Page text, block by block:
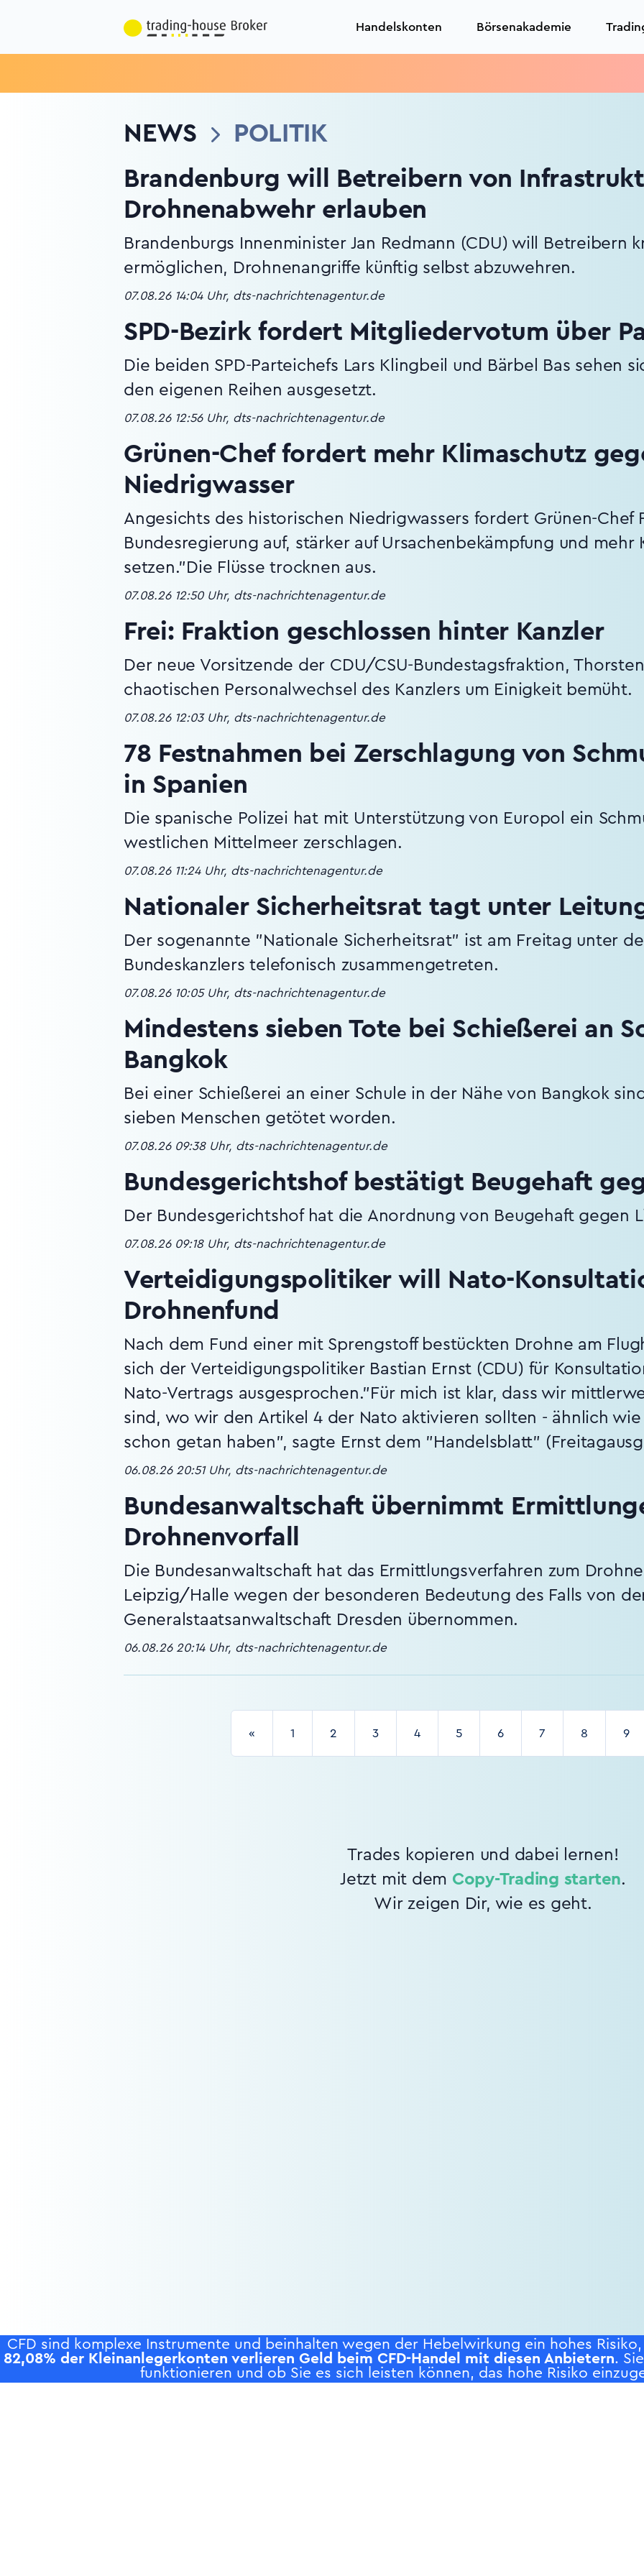
Handelskonten Börsenakademie
NEWS
POLITIK
Brandenburg will Betreibern von
Drohnenabwehr erlauben
Brandenburgs Innenminister Jan Redmann (CDU) will Betreibern
ermöglichen, Drohnenangriffe künftig selbst abzuwehren.
07.08.26 14:04 Uhr, dts-nachrichtenagentur.de
SPD-Bezirk fordert Mitgliedervotum über
Die beiden SPD-Parteichefs Lars Klingbeil und Bärbel Bas sehen
den eigenen Reihen ausgesetzt.
07.08.26 12:56 Uhr, dts-nachrichtenagentur.de
Grünen-Chef fordert mehr Klimaschutz
Niedrigwasser
Angesichts des historischen Niedrigwassers fordert Grünen-Chef
Bundesregierung auf, stärker auf Ursachenbekämpfung und mehr
setzen."Die Flüsse trocknen aus.
07.08.26 12:50 Uhr, dts-nachrichtenagentur.de
Frei: Fraktion geschlossen hinter Kanzler
Der neue Vorsitzende der CDU/CSU-Bundestagsfraktion,
chaotischen Personalwechsel des Kanzlers um Einigkeit bemüht.
07.08.26 12:03 Uhr, dts-nachrichtenagentur.de
78 Festnahmen bei Zerschlagung von
in Spanien
Die spanische Polizei hat mit Unterstützung von Europol ein
westlichen Mittelmeer zerschlagen.
07.08.26 11:24 Uhr, dts-nachrichtenagentur.de
Nationaler Sicherheitsrat tagt unter
Der sogenannte "Nationale Sicherheitsrat" ist am Freitag unter
Bundeskanzlers telefonisch zusammengetreten.
07.08.26 10:05 Uhr, dts-nachrichtenagentur.de
Mindestens sieben Tote bei Schießerei an
Bangkok
Bei einer Schießerei an einer Schule in der Nähe von Bangkok
sieben Menschen getötet worden.
07.08.26 09:38 Uhr, dts-nachrichtenagentur.de
Bundesgerichtshof bestätigt Beugehaft
Der Bundesgerichtshof hat die Anordnung von Beugehaft gegen
07.08.26 09:18 Uhr, dts-nachrichtenagentur.de
Verteidigungspolitiker will Nato-
Drohnenfund
Nach dem Fund einer mit Sprengstoff bestückten Drohne am
sich der Verteidigungspolitiker Bastian Ernst (CDU) für
Nato-Vertrags ausgesprochen."Für mich ist klar, dass wir
sind, wo wir den Artikel 4 der Nato aktivieren sollten - ähnlich
schon getan haben", sagte Ernst dem "Handelsblatt"
06.08.26 20:51 Uhr, dts-nachrichtenagentur.de
Bundesanwaltschaft übernimmt
Drohnenvorfall
Die Bundesanwaltschaft hat das Ermittlungsverfahren zum
Leipzig/Halle wegen der besonderen Bedeutung des Falls von
Generalstaatsanwaltschaft Dresden übernommen.
06.08.26 20:14 Uhr, dts-nachrichtenagentur.de
« 1 2 3 4 5 6 7 8 9
Trades kopieren und dabei lernen!
Jetzt mit dem Copy-Trading starten.
Wir zeigen Dir, wie es geht.
CFD sind komplexe Instrumente und beinhalten wegen der Hebelwirkung ein hohes
82,08% der Kleinanlegerkonten verlieren Geld beim CFD-Handel mit diesen Anbietern.
funktionieren und ob Sie es sich leisten können, das hohe Risiko